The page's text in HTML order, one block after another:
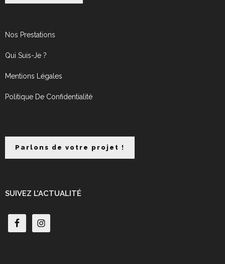
Nos Prestations
Qui Suis-Je ?
Mentions Légales
Politique De Confidentialité
Parlons de votre projet !
SUIVEZ L’ACTUALITÉ